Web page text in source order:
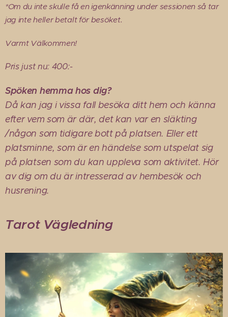
*Om du inte skulle få en igenkänning under sessionen så tar
jag inte heller betalt för besöket.
Varmt Välkommen!
Pris just nu: 400:-
Spöken hemma hos dig?
Då kan jag i vissa fall besöka ditt hem och känna
efter vem som är där, det kan var en släkting
/någon som tidigare bott på platsen. Eller ett
platsminne, som är en händelse som utspelat sig
på platsen som du kan uppleva som aktivitet. Hör
av dig om du är intresserad av hembesök och
husrening.
Tarot Vägledning